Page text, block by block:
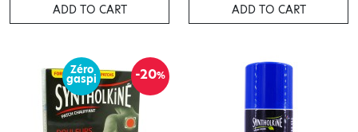
ADD TO CART ADD TO CART
-20%
Zéro
gaspi